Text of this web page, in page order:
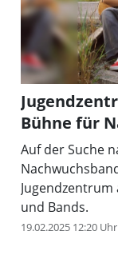
Bühne für
Auf der Suche
und Bands.
19.02.2025 12:20 Uhr